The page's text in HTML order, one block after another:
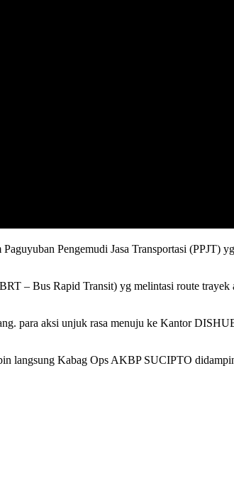
Pengemudi Jasa Transportasi (PPJT)
– Bus Rapid Transit) yg melintasi route trayek
para aksi unjuk rasa menuju ke Kantor
langsung Kabag Ops AKBP SUCIPTO